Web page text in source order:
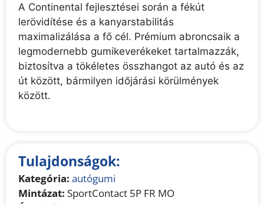
A Continental fejlesztései során a fékút
lerövidítése és a kanyarstabilitás
maximalizálása a fő cél. Prémium abroncsaik a
legmodernebb gumikeverékeket tartalmazzák,
biztosítva a tökéletes összhangot az autó és az
út között, bármilyen időjárási körülmények
között.
Tulajdonságok:
Kategória: autógumi
Mintázat: SportContact 5P FR MO